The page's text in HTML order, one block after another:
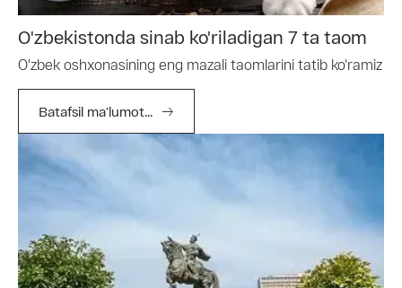
O'zbekistonda sinab ko'riladigan 7 ta taom
O'zbek oshxonasining eng mazali taomlarini tatib ko'ramiz
Batafsil ma’lumot...